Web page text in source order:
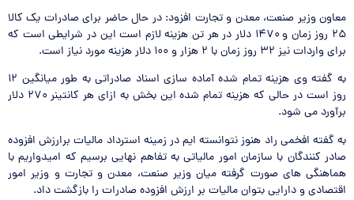
معاون وزیر صنعت، معدن و تجارت افزود: در حال حاضر برای صادرات یک کالا
۲۵ روز زمان و ۱۴۷۰ دلار در هر تن هزینه لازم است این در شرایطی است که
برای واردات نیز ۳۲ روز زمان با ۲ هزار و ۱۰۰ دلار هزینه مورد نیاز است.
به گفته وی هزینه تمام شده آماده سازی اسناد صادراتی به طور میانگین ۱۲
روز است در حالی که هزینه تمام شده این بخش به ازای هر کانتینر ۲۷۰ دلار
برآورد می شود.
به گفته افخمی راد هنوز نتوانسته ایم در زمینه استرداد مالیات برارزش افزوده
صادر کنندگان با سازمان امور مالیاتی به تفاهم نهایی برسیم که امیدواریم با
هماهنگی های صورت گرفته میان وزیر صنعت، معدن و تجارت و وزیر امور
اقتصادی و دارایی بتوان مالیات بر ارزش افزوده صادرات را بازگشت داد.